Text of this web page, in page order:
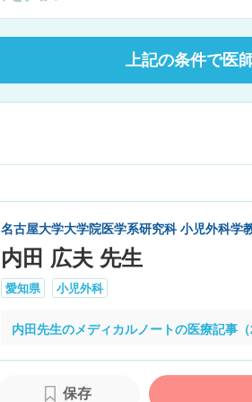
上記の条件で医
名古屋大学大学院医学系研究科 小児外科学
内田 広夫 先生
愛知県 小児外科
内田先生のメディカルノートの医療記事
保存